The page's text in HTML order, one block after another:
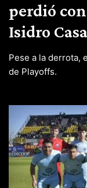
perdió
Isidro
Pese a la derrota,
de Playoffs.